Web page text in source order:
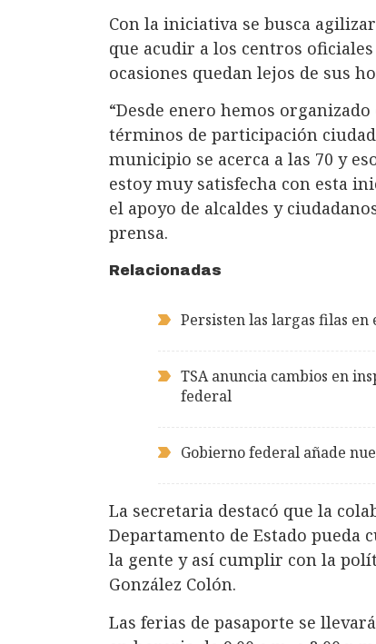
Con la iniciativa se busca
que acudir a los centros
ocasiones quedan lejos de sus
“Desde enero hemos
términos de participación
municipio se acerca a las 70 y
estoy muy satisfecha con esta
el apoyo de alcaldes y
prensa.
Relacionadas
Persisten las largas filas
TSA anuncia cambios en
federal
Gobierno federal añade
La secretaria destacó que la
Departamento de Estado pueda
la gente y así cumplir con la
González Colón.
Las ferias de pasaporte se